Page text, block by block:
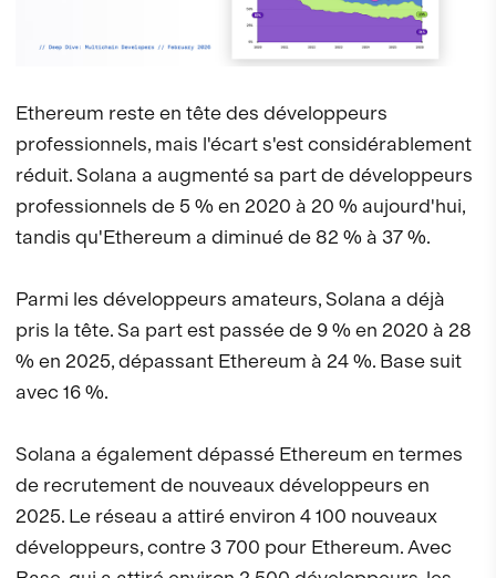
Ethereum reste en tête des développeurs
professionnels, mais l'écart s'est considérablement
réduit. Solana a augmenté sa part de développeurs
professionnels de 5 % en 2020 à 20 % aujourd'hui,
tandis qu'Ethereum a diminué de 82 % à 37 %.
Parmi les développeurs amateurs, Solana a déjà
pris la tête. Sa part est passée de 9 % en 2020 à 28
% en 2025, dépassant Ethereum à 24 %. Base suit
avec 16 %.
Solana a également dépassé Ethereum en termes
de recrutement de nouveaux développeurs en
2025. Le réseau a attiré environ 4 100 nouveaux
développeurs, contre 3 700 pour Ethereum. Avec